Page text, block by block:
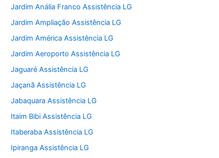
Jardim Anália Franco Assistência LG
Jardim Ampliação Assistência LG
Jardim América Assistência LG
Jardim Aeroporto Assistência LG
Jaguaré Assistência LG
Jaçanã Assistência LG
Jabaquara Assistência LG
Itaim Bibi Assistência LG
Itaberaba Assistência LG
Ipiranga Assistência LG